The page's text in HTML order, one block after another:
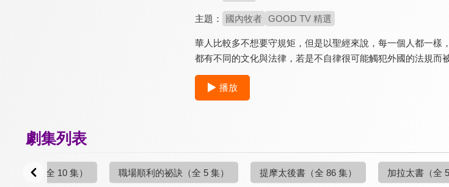
主題： 國內牧者 GOOD TV 精選
華人比較多不想要守規矩，但是以聖經來說，每一個人都一
都有不同的文化與法律，若是不自律很可能觸犯外國的法規而
播放
劇集列表
的觀念 （全 10 集） 職場順利的祕訣 （全 5 集） 提摩太後書 （全 86 集） 加拉太書 （全